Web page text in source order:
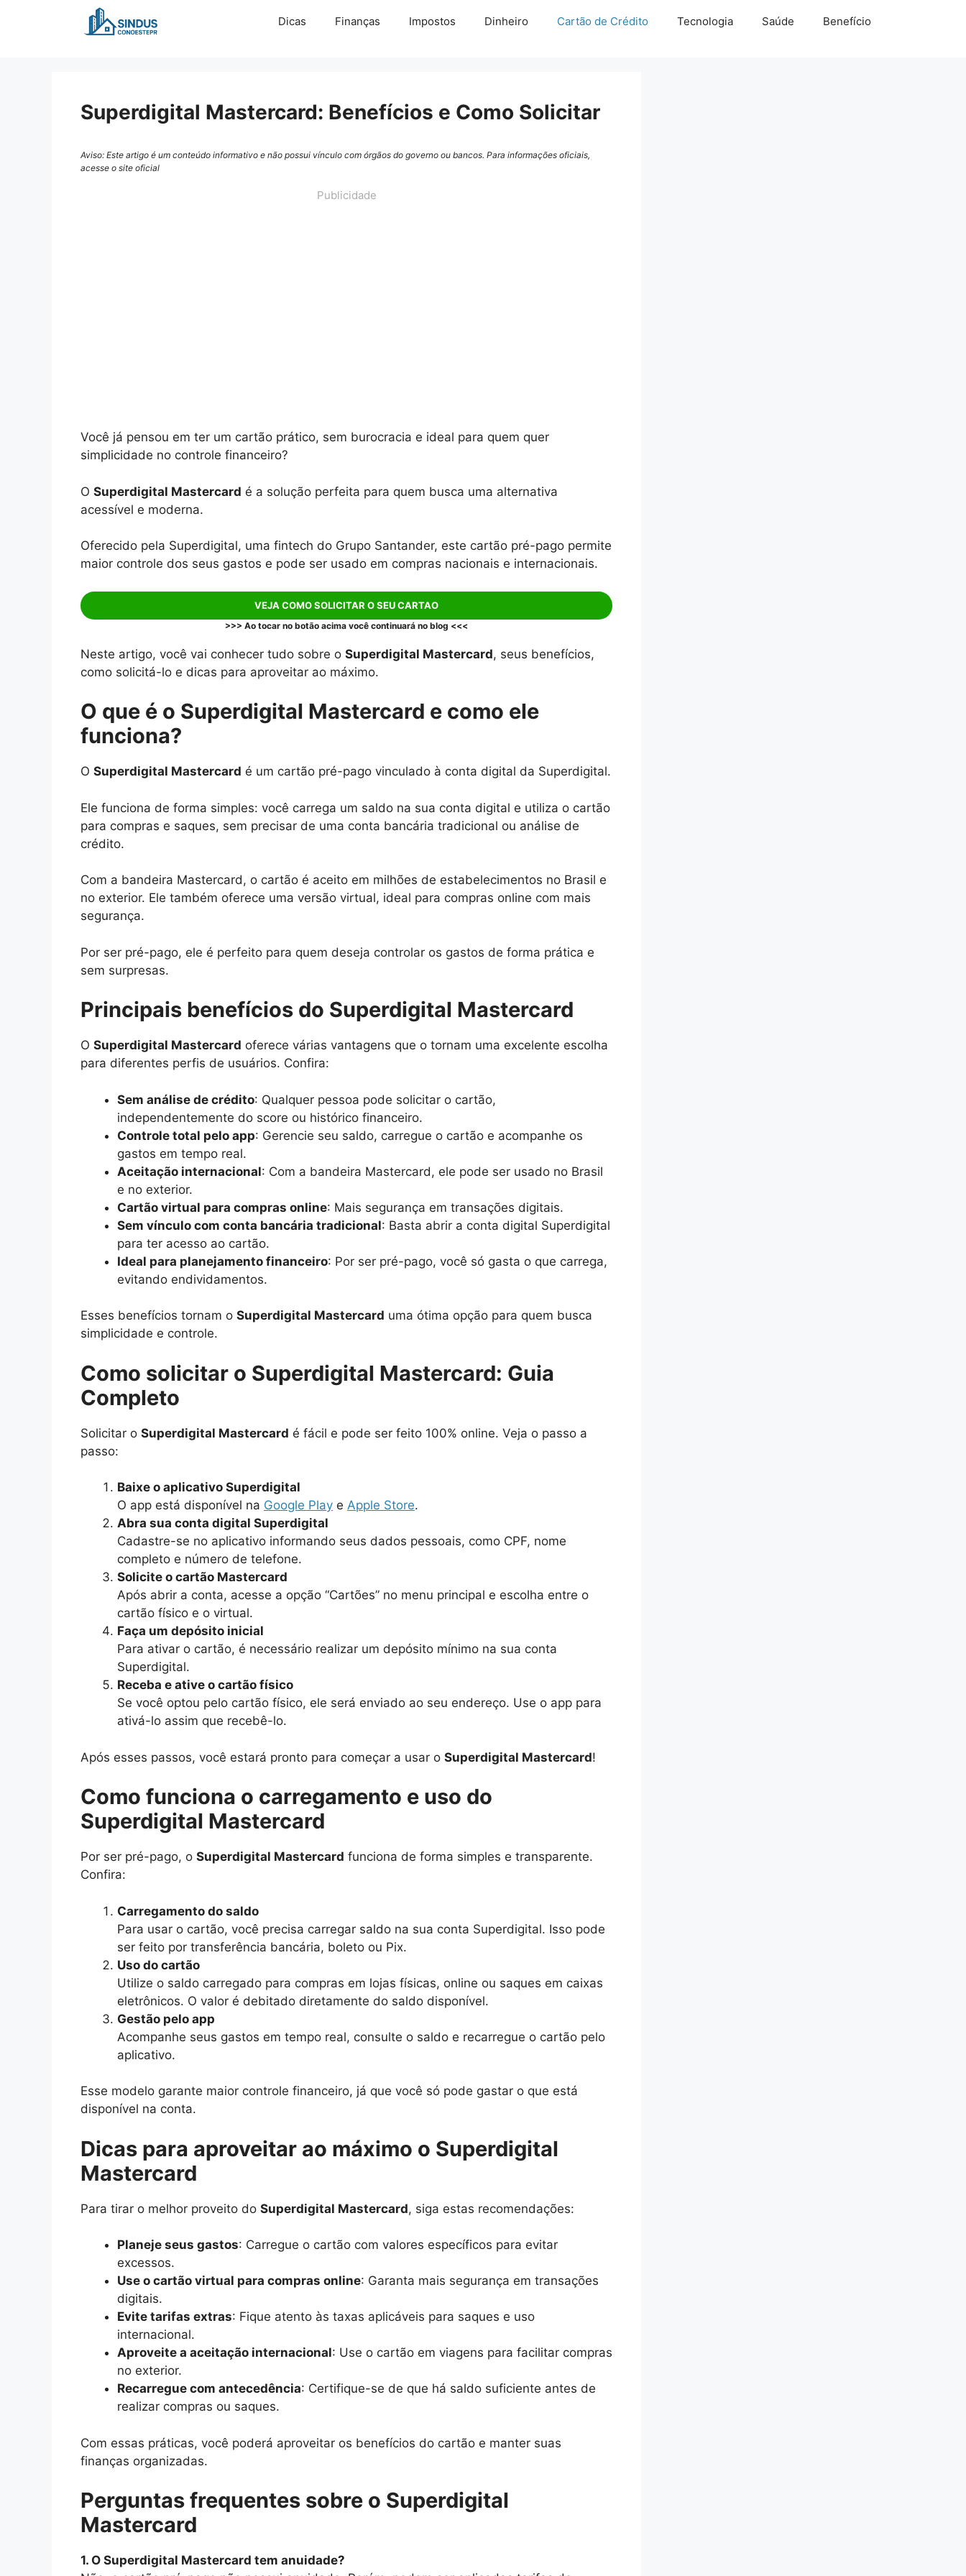
Dicas Finanças Impostos Dinheiro Cartão de Crédito Tecnologia Saúde Benefício
Superdigital Mastercard: Benefícios e Como Solicitar
Aviso: Este artigo é um conteúdo informativo e não possui vínculo com órgãos do governo ou bancos. Para informações oficiais,
acesse o site oficial
Publicidade
Você já pensou em ter um cartão prático, sem burocracia e ideal para quem quer
simplicidade no controle financeiro?
O Superdigital Mastercard é a solução perfeita para quem busca uma alternativa
acessível e moderna.
Oferecido pela Superdigital, uma fintech do Grupo Santander, este cartão pré-pago permite
maior controle dos seus gastos e pode ser usado em compras nacionais e internacionais.
VEJA COMO SOLICITAR O SEU CARTAO
>>> Ao tocar no botão acima você continuará no blog <<<
Neste artigo, você vai conhecer tudo sobre o Superdigital Mastercard, seus benefícios,
como solicitá-lo e dicas para aproveitar ao máximo.
O que é o Superdigital Mastercard e como ele
funciona?
O Superdigital Mastercard é um cartão pré-pago vinculado à conta digital da Superdigital.
Ele funciona de forma simples: você carrega um saldo na sua conta digital e utiliza o cartão
para compras e saques, sem precisar de uma conta bancária tradicional ou análise de
crédito.
Com a bandeira Mastercard, o cartão é aceito em milhões de estabelecimentos no Brasil e
no exterior. Ele também oferece uma versão virtual, ideal para compras online com mais
segurança.
Por ser pré-pago, ele é perfeito para quem deseja controlar os gastos de forma prática e
sem surpresas.
Principais benefícios do Superdigital Mastercard
O Superdigital Mastercard oferece várias vantagens que o tornam uma excelente escolha
para diferentes perfis de usuários. Confira:
Sem análise de crédito: Qualquer pessoa pode solicitar o cartão,
independentemente do score ou histórico financeiro.
Controle total pelo app: Gerencie seu saldo, carregue o cartão e acompanhe os
gastos em tempo real.
Aceitação internacional: Com a bandeira Mastercard, ele pode ser usado no Brasil
e no exterior.
Cartão virtual para compras online: Mais segurança em transações digitais.
Sem vínculo com conta bancária tradicional: Basta abrir a conta digital Superdigital
para ter acesso ao cartão.
Ideal para planejamento financeiro: Por ser pré-pago, você só gasta o que carrega,
evitando endividamentos.
Esses benefícios tornam o Superdigital Mastercard uma ótima opção para quem busca
simplicidade e controle.
Como solicitar o Superdigital Mastercard: Guia
Completo
Solicitar o Superdigital Mastercard é fácil e pode ser feito 100% online. Veja o passo a
passo:
Baixe o aplicativo Superdigital
O app está disponível na Google Play e Apple Store.
Abra sua conta digital Superdigital
Cadastre-se no aplicativo informando seus dados pessoais, como CPF, nome
completo e número de telefone.
Solicite o cartão Mastercard
Após abrir a conta, acesse a opção “Cartões” no menu principal e escolha entre o
cartão físico e o virtual.
Faça um depósito inicial
Para ativar o cartão, é necessário realizar um depósito mínimo na sua conta
Superdigital.
Receba e ative o cartão físico
Se você optou pelo cartão físico, ele será enviado ao seu endereço. Use o app para
ativá-lo assim que recebê-lo.
Após esses passos, você estará pronto para começar a usar o Superdigital Mastercard!
Como funciona o carregamento e uso do
Superdigital Mastercard
Por ser pré-pago, o Superdigital Mastercard funciona de forma simples e transparente.
Confira:
Carregamento do saldo
Para usar o cartão, você precisa carregar saldo na sua conta Superdigital. Isso pode
ser feito por transferência bancária, boleto ou Pix.
Uso do cartão
Utilize o saldo carregado para compras em lojas físicas, online ou saques em caixas
eletrônicos. O valor é debitado diretamente do saldo disponível.
Gestão pelo app
Acompanhe seus gastos em tempo real, consulte o saldo e recarregue o cartão pelo
aplicativo.
Esse modelo garante maior controle financeiro, já que você só pode gastar o que está
disponível na conta.
Dicas para aproveitar ao máximo o Superdigital
Mastercard
Para tirar o melhor proveito do Superdigital Mastercard, siga estas recomendações:
Planeje seus gastos: Carregue o cartão com valores específicos para evitar
excessos.
Use o cartão virtual para compras online: Garanta mais segurança em transações
digitais.
Evite tarifas extras: Fique atento às taxas aplicáveis para saques e uso
internacional.
Aproveite a aceitação internacional: Use o cartão em viagens para facilitar compras
no exterior.
Recarregue com antecedência: Certifique-se de que há saldo suficiente antes de
realizar compras ou saques.
Com essas práticas, você poderá aproveitar os benefícios do cartão e manter suas
finanças organizadas.
Perguntas frequentes sobre o Superdigital
Mastercard
1. O Superdigital Mastercard tem anuidade?